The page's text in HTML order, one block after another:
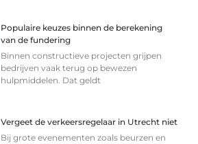
Populaire keuzes binnen de berekening
van de fundering
Binnen constructieve projecten grijpen
bedrijven vaak terug op bewezen
hulpmiddelen. Dat geldt
Vergeet de verkeersregelaar in Utrecht niet
Bij grote evenementen zoals beurzen en